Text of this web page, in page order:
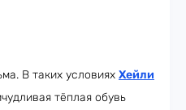
В таких условиях Хейли
тёплая обувь